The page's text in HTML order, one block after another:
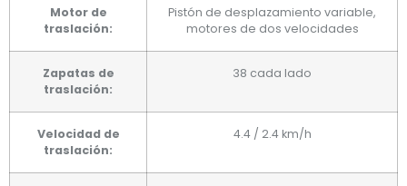
Motor de
traslación:
Pistón de desplazamiento variable,
motores de dos velocidades
Zapatas de
traslación:
38 cada lado
Velocidad de
traslación:
4.4 / 2.4 km/h